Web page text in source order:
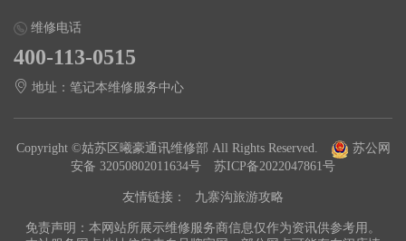
维修电话
400-113-0515
地址：笔记本维修服务中心
Copyright ©姑苏区曦豪通讯维修部 All Rights Reserved.
苏公网
安备 32050802011634号
苏ICP备2022047861号
友情链接： 九寨沟旅游攻略
免责声明：本网站所展示维修服务商信息仅作为资讯供参考用。